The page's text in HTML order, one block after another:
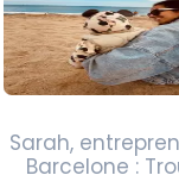
Sarah,
Barcelone :